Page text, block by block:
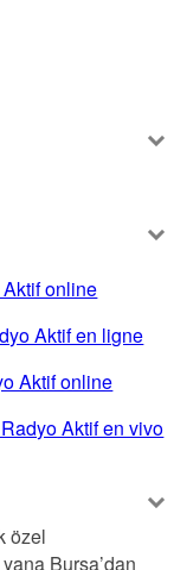
online
Aktif en ligne
Aktif online
Aktif en vivo
özel
Bursa’dan